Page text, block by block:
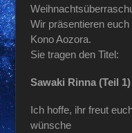
Wir präsentieren
Kono Aozora.
Sie tragen den Titel:
Sawaki Rinna (Teil
Ich hoffe, ihr freut
wünsche